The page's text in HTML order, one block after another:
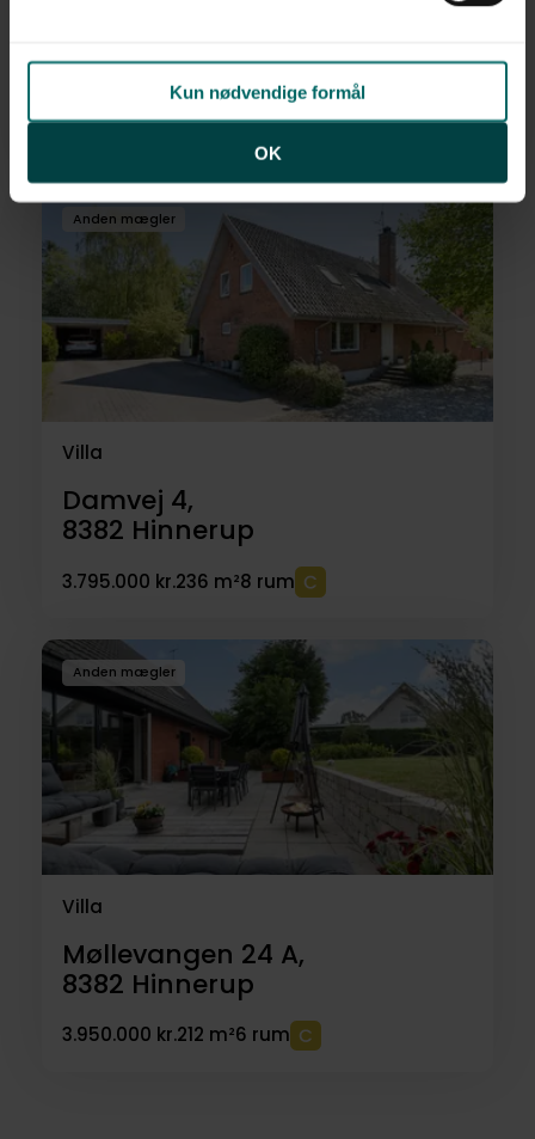
Kun nødvendige formål
OK
8382Hinnerup
4.350.000 kr.185 m²5 rum
Anden mægler
Villa
Damvej 4,
8382 Hinnerup
3.795.000 kr.236 m²8 rum
Anden mægler
Villa
Møllevangen 24 A,
8382 Hinnerup
3.950.000 kr.212 m²6 rum